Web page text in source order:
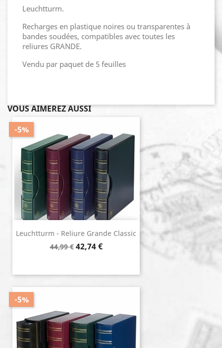
Leuchtturm.
Recharges en plastique noires ou transparentes à
bandes soudées, compatibles avec toutes les
reliures GRANDE.
Vendu par paquet de 5 feuilles
VOUS AIMEREZ AUSSI
Leuchtturm - Reliure Grande Classic
Prix de base
44,99 €
-5%
Prix
42,74 €
-5%